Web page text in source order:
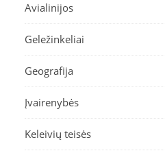
Avialinijos
Geležinkeliai
Geografija
Įvairenybės
Keleivių teisės